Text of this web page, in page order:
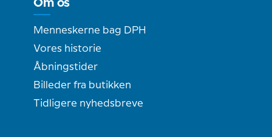
Om os
Menneskerne bag DPH
Vores historie
Åbningstider
Billeder fra butikken
Tidligere nyhedsbreve